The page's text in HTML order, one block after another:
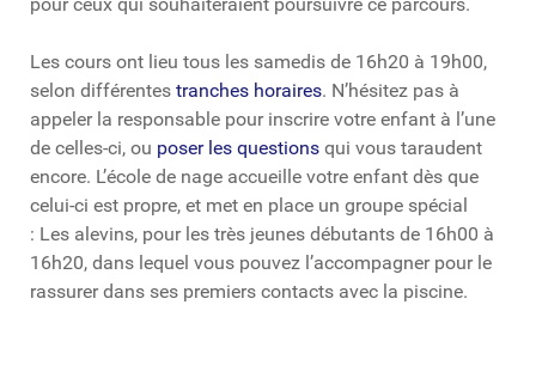
Les cours ont lieu tous les samedis de 16h20 à 19h00,
selon différentes tranches horaires. N’hésitez pas à
appeler la responsable pour inscrire votre enfant à l’une
de celles-ci, ou poser les questions qui vous taraudent
encore. L’école de nage accueille votre enfant dès que
celui-ci est propre, et met en place un groupe spécial
: Les alevins, pour les très jeunes débutants de 16h00 à
16h20, dans lequel vous pouvez l’accompagner pour le
rassurer dans ses premiers contacts avec la piscine.